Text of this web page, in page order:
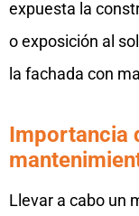
expuesta la
o exposición al
la fachada con
Importancia
Llevar a cabo un